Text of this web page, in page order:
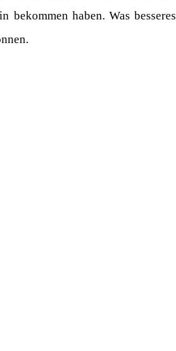
bekommen haben. Was besseres